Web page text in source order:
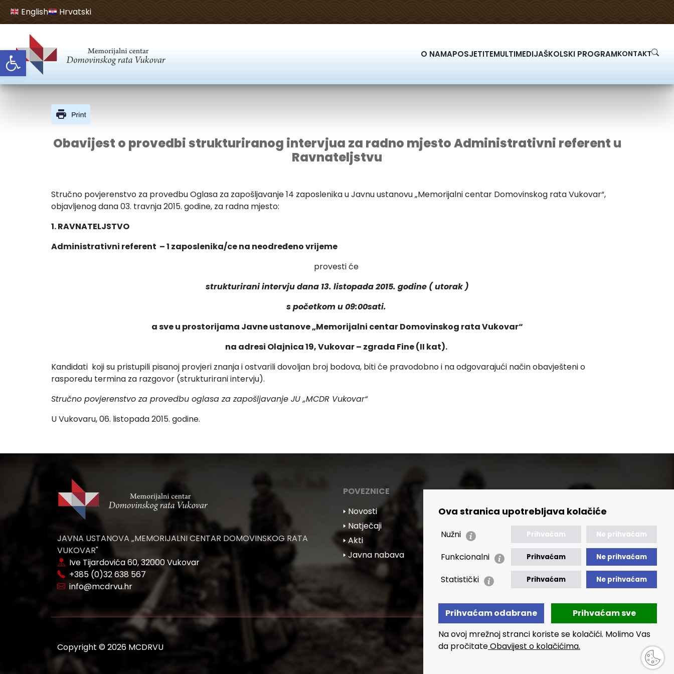
Open toolbar
Ova stranica upotrebljava kolačiće
Nužni Prihvaćam Ne prihvaćam
Funkcionalni Prihvaćam Ne prihvaćam
Statistički Prihvaćam Ne prihvaćam
Prihvaćam odabrane
Prihvaćam sve
Na ovoj mrežnoj stranci koriste se kolačići. Molimo Vas
da pročitateObavijest o kolačićima.
English Hrvatski
O NAMAPOSJETITEMULTIMEDIJAŠKOLSKI PROGRAMKONTAKT
Obavijest o provedbi strukturiranog intervjua za radno mjesto Administrativni referent u
Ravnateljstvu
Stručno povjerenstvo za provedbu Oglasa za zapošljavanje 14 zaposlenika u Javnu ustanovu „Memorijalni centar Domovinskog rata Vukovar“,
objavljenog dana 03. travnja 2015. godine, za radna mjesto:
1. RAVNATELJSTVO
Administrativni referent – 1 zaposlenika/ce na neodređeno vrijeme
provesti će
strukturirani intervju dana 13. listopada 2015. godine ( utorak )
s početkom u 09:00sati.
a sve u prostorijama Javne ustanove „Memorijalni centar Domovinskog rata Vukovar“
na adresi Olajnica 19, Vukovar – zgrada Fine (II kat).
Kandidati koji su pristupili pisanoj provjeri znanja i ostvarili dovoljan broj bodova, biti će pravodobno i na odgovarajući način obavješteni o
rasporedu termina za razgovor (strukturirani intervju).
Stručno povjerenstvo za provedbu oglasa za zapošljavanje JU „MCDR Vukovar“
U Vukovaru, 06. listopada 2015. godine.
JAVNA USTANOVA „MEMORIJALNI CENTAR DOMOVINSKOG RATA
VUKOVAR"
Ive Tijardovića 60, 32000 Vukovar
+385 (0)32 638 567
info@mcdrvu.hr
POVEZNICE
🢒 Novosti
🢒 Natječaji
🢒 Akti
🢒 Javna nabava
🢒 Izvještaji
🢒 Izjava o pristupačnosti
Copyright © 2026 MCDRVU